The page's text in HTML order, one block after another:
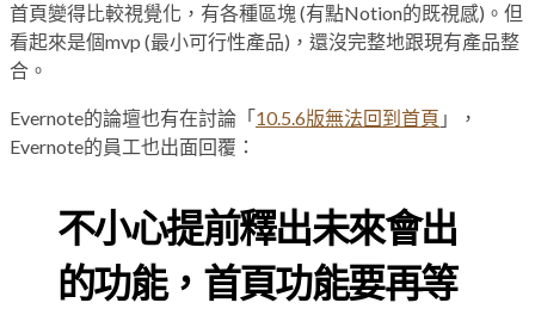
首頁變得比較視覺化，有各種區塊 (有點Notion的既視感)。但
看起來是個mvp (最小可行性產品)，還沒完整地跟現有產品整
合。
Evernote的論壇也有在討論「 10.5.6版無法回到首頁 」，
Evernote的員工也出面回覆：
不小心提前釋出未來會出
的功能，首頁功能要再等